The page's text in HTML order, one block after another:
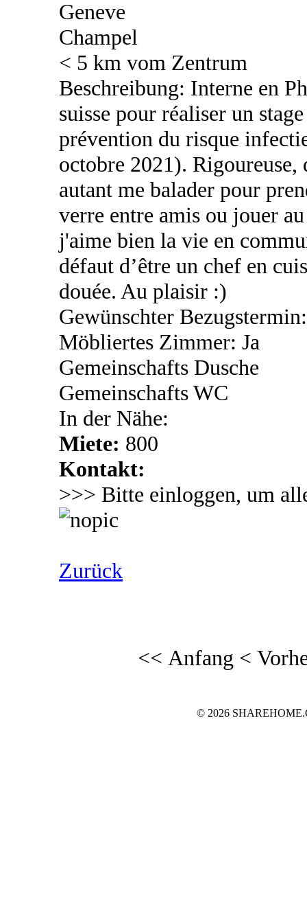
Geneve
Champel
< 5 km vom Zentrum
Beschreibung: Interne en
suisse pour réaliser un
prévention du risque
octobre 2021).
autant me balader pour
verre entre amis ou jouer
j'aime bien la vie en
défaut d’être un chef en
douée. Au plaisir :)
Gewünschter
Möbliertes Zimmer: Ja
Gemeinschafts Dusche
Gemeinschafts WC
In der Nähe:
Miete: 800
Kontakt:
>>> Bitte einloggen, um
Zurück
<< Anfang <
© 2026